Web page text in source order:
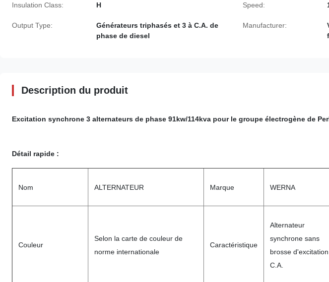
Insulation Class: H Speed:
Output Type:
Générateurs triphasés et 3 à C.A. de
phase de diesel
Manufacturer:
Description du produit
Excitation synchrone 3 alternateurs de phase 91kw/114kva pour le groupe électrogène de
Détail rapide :
Nom ALTERNATEUR Marque WERNA
Couleur
Selon la carte de couleur de
norme internationale
Caractéristique
Alternateur
synchrone sans
brosse
C.A.